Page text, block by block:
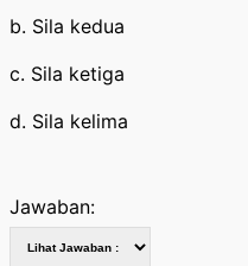
b. Sila kedua
c. Sila ketiga
d. Sila kelima
Jawaban: